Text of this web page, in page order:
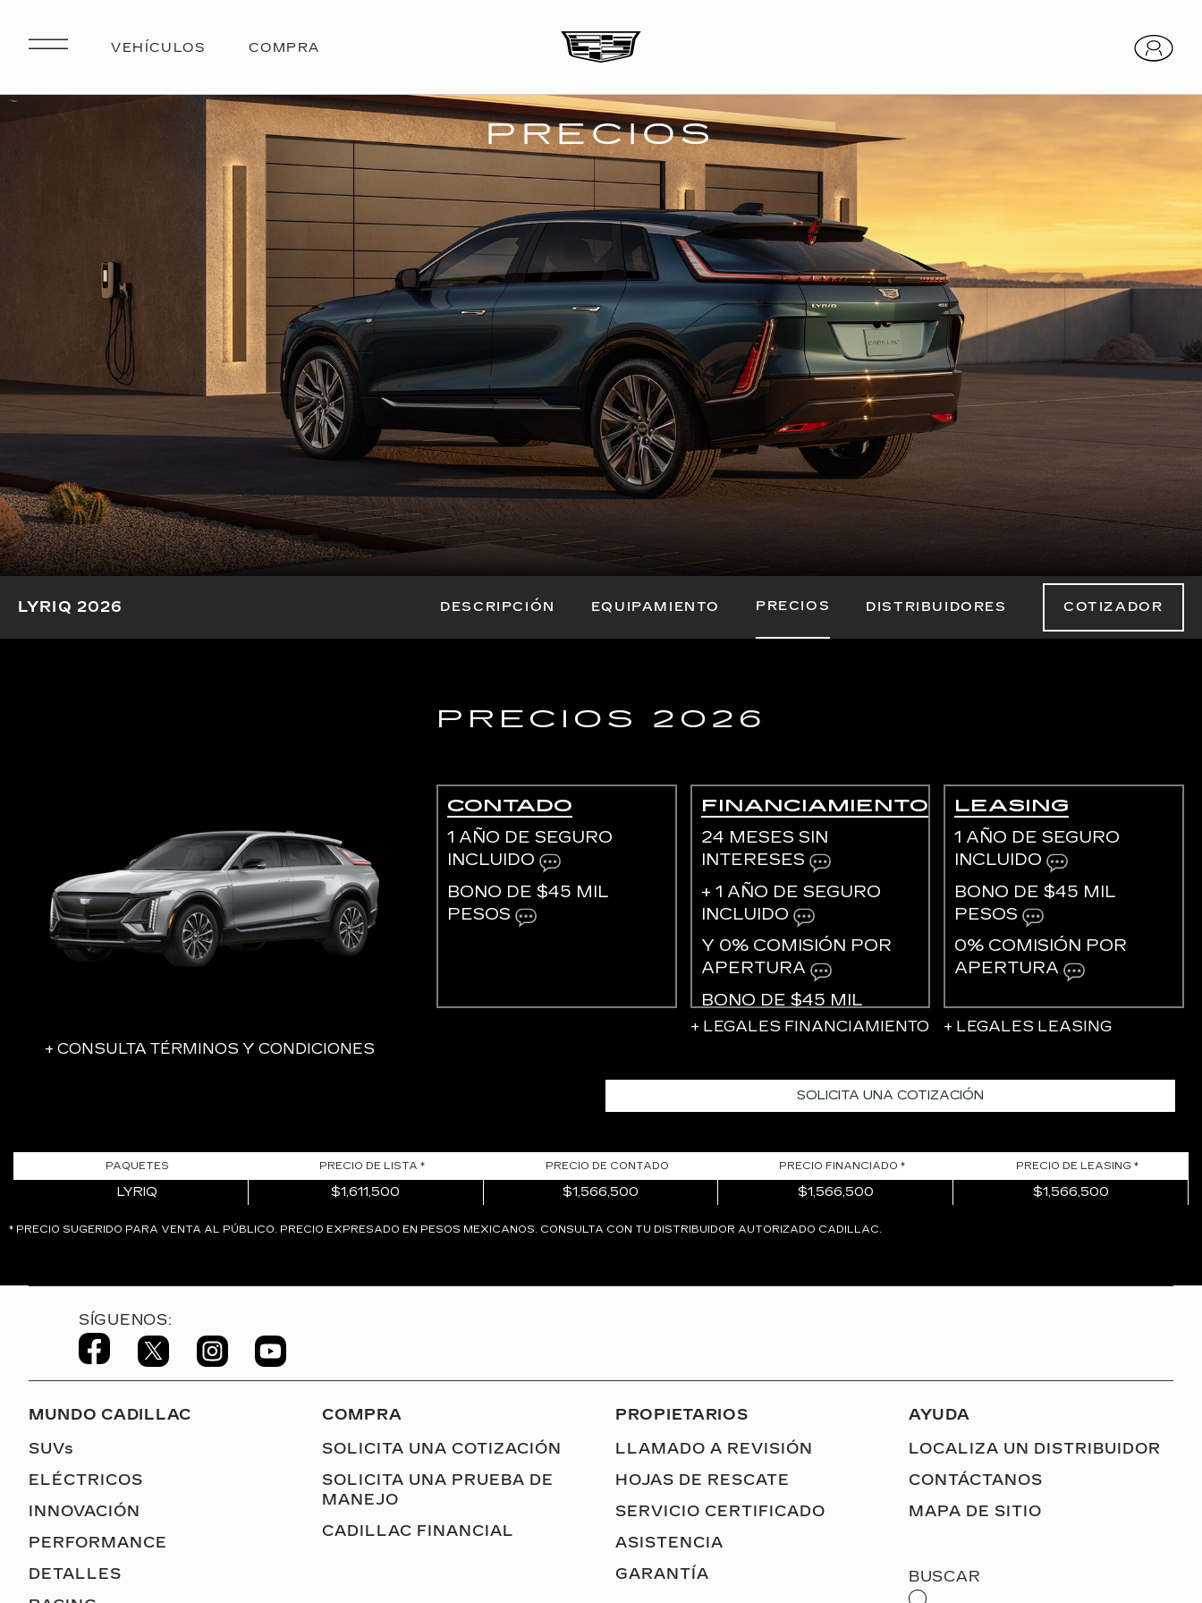
PRECIOS
LYRIQ 2026 DESCRIPCIÓN EQUIPAMIENTO PRECIOS DISTRIBUIDORES COTIZADOR
PRECIOS 2026